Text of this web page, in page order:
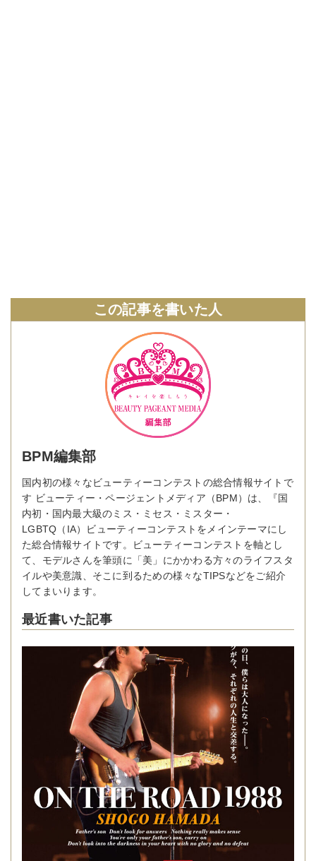
この記事を書いた人
BPM編集部
国内初の様々なビューティーコンテストの総合情報サイトで
す ビューティー・ページェントメディア（BPM）は、『国
内初・国内最大級のミス・ミセス・ミスター・
LGBTQ（IA）ビューティーコンテストをメインテーマにし
た総合情報サイトです。ビューティーコンテストを軸とし
て、モデルさんを筆頭に「美」にかかわる方々のライフスタ
イルや美意識、そこに到るための様々なTIPSなどをご紹介
してまいります。
最近書いた記事